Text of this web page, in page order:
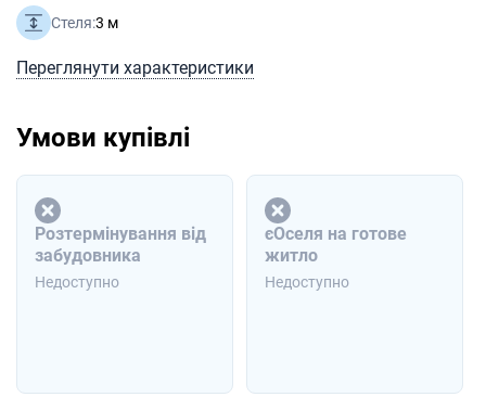
Стеля:3 м
Переглянути характеристики
Умови купівлі
Розтермінування від
забудовника
Недоступно
єОселя на готове
житло
Недоступно